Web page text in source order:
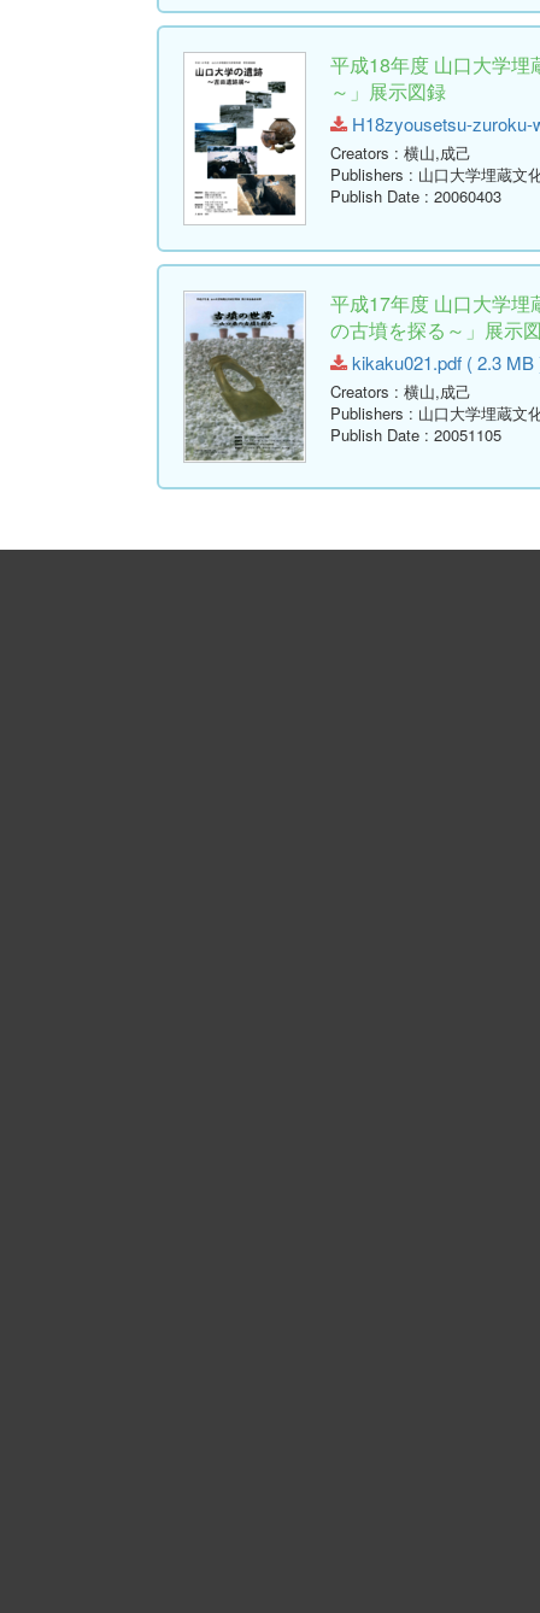
平成18年度 山口大学埋
～」展示図録
H18zyousetsu-zuroku-
Creators : 横山,成己
Publishers : 山口大学埋蔵文
Publish Date : 20060403
平成17年度 山口大学
の古墳を探る～」展示
kikaku021.pdf ( 2.3 MB
Creators : 横山,成己
Publishers : 山口大学埋蔵文
Publish Date : 20051105